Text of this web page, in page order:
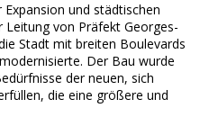
und städtischen
von Präfekt Georges-
Stadt mit breiten Boulevards
Der Bau wurde
der neuen, sich
die eine größere und